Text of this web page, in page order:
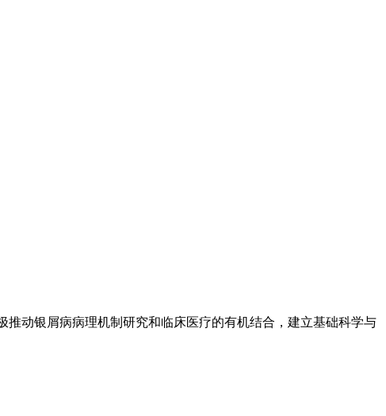
推动银屑病病理机制研究和临床医疗的有机结合，建立基础科学与